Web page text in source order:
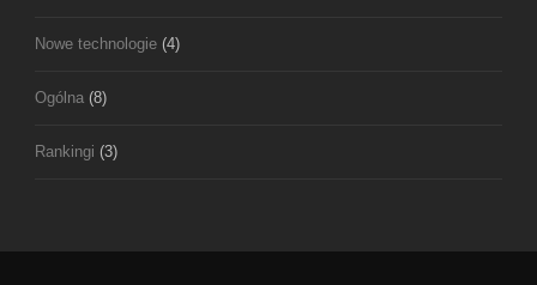
Nowe technologie (4)
Ogólna (8)
Rankingi (3)